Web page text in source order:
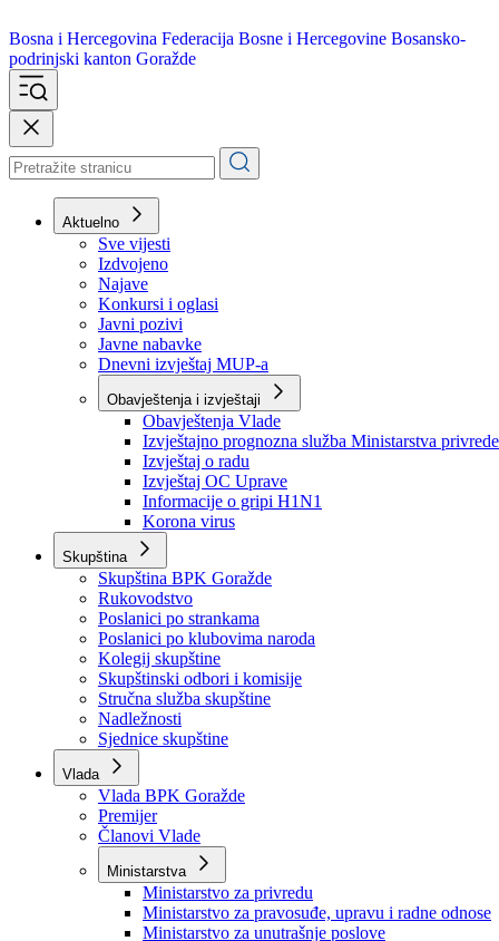
Bosna i Hercegovina
podrinjski kanton Goražde
Aktuelno
Sve vijesti
Izdvojeno
Najave
Konkursi i oglasi
Javni pozivi
Javne nabavke
Dnevni izvještaj MUP-a
Obavještenja i izvještaji
Obavještenja Vlade
Izvještajno prognozna služba Ministarstva privrede
Izvještaj o radu
Izvještaj OC Uprave
Informacije o gripi H1N1
Korona virus
Skupština
Skupština BPK Goražde
Rukovodstvo
Poslanici po strankama
Poslanici po klubovima naroda
Kolegij skupštine
Skupštinski odbori i komisije
Stručna služba skupštine
Nadležnosti
Sjednice skupštine
Vlada
Vlada BPK Goražde
Premijer
Članovi Vlade
Ministarstva